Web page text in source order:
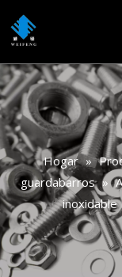
Hogar »
guardabarros »
inoxidable